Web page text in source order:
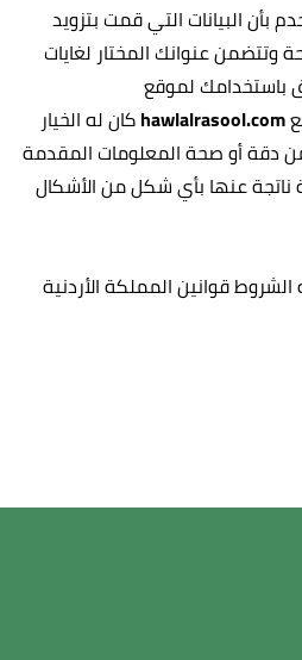
بأن البيانات التي قمت بتزويد
وتتضمن عنوانك المختار لغايات
باستخدامك لموقع
hawlalrasool.comكان له الخيار
دقة أو صحة المعلومات المقدمة
عنها بأي شكل من الأشكال
قوانين المملكة الأردنية